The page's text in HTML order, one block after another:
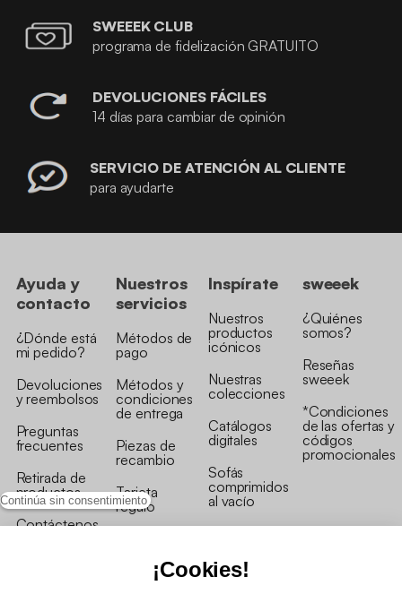
Continúa sin consentimiento
¡Cookies!
SWEEEK CLUB
programa de fidelización GRATUITO
DEVOLUCIONES FÁCILES
14 días para cambiar de opinión
SERVICIO DE ATENCIÓN AL CLIENTE
para ayudarte
Ayuda y
contacto
¿Dónde está
mi pedido?
Devoluciones
y reembolsos
Preguntas
frecuentes
Retirada de
productos
Contáctenos
Nuestros
servicios
Métodos de
pago
Métodos y
condiciones
de entrega
Piezas de
recambio
Tarjeta
regalo
Inspírate
Nuestros
productos
icónicos
Nuestras
colecciones
Catálogos
digitales
Sofás
comprimidos
al vacío
sweeek
¿Quiénes
somos?
Reseñas
sweeek
*Condiciones
de las ofertas y
códigos
promocionales